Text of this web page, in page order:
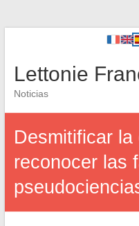
Lettonie
Noticias
Desmitificar
reconocer las